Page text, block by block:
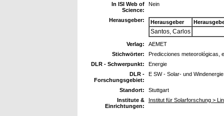
In ISI Web of
Science:
Nein
Herausgeber: Herausgeber
Santos, Carlos
Verlag:
AEMET
Stichwörter:
Predicciones meteorológicas,
DLR - Schwerpunkt:
Energie
DLR -
Forschungsgebiet:
E SW - Solar- und Windenergie
Standort:
Stuttgart
Institute &
Einrichtungen:
Institut für Solarforschung >